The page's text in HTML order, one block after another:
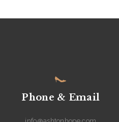
Phone & Email